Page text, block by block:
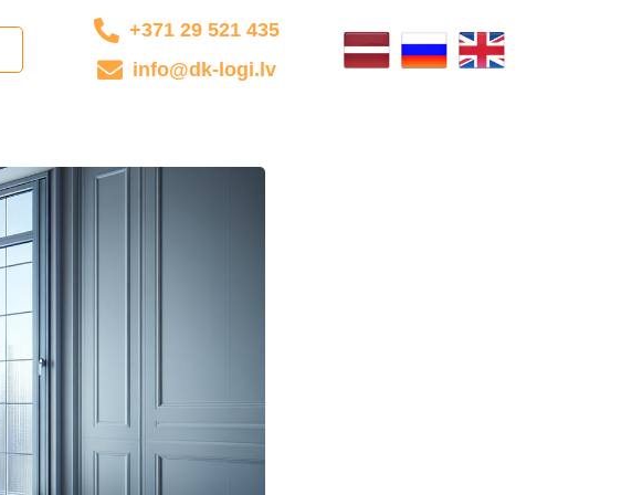
+371 29 521 435
info@dk-logi.lv